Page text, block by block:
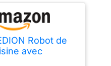
Robot de
avec